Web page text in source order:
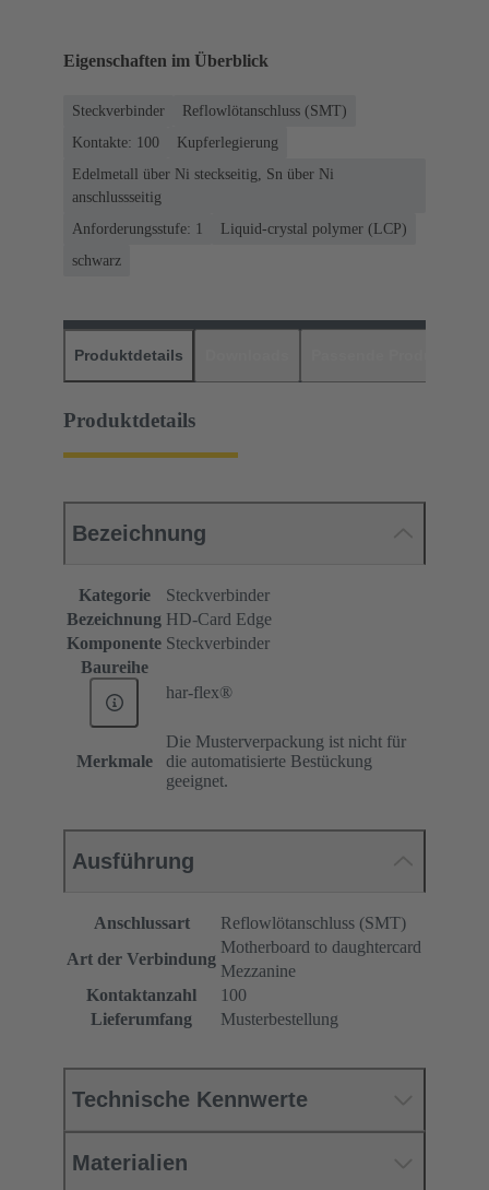
Eigenschaften im Überblick
Steckverbinder
Reflowlötanschluss (SMT)
Kontakte: 100
Kupferlegierung
Edelmetall über Ni steckseitig, Sn über Ni
anschlussseitig
Anforderungsstufe: 1
Liquid-crystal polymer (LCP)
schwarz
Produktdetails
Produktdetails
Bezeichnung
Kategorie
Steckverbinder
Bezeichnung HD-Card Edge
Komponente Steckverbinder
Baureihe
har-flex®
Merkmale
Die Musterverpackung ist nicht für
die automatisierte Bestückung
geeignet.
Ausführung
Anschlussart
Reflowlötanschluss (SMT)
Art der Verbindung
Motherboard to daughtercard
Mezzanine
Kontaktanzahl
100
Lieferumfang
Musterbestellung
Technische Kennwerte
Materialien